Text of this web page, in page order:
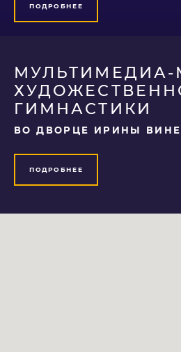
ПОДРОБНЕЕ
МУЛЬТИМЕДИА-
ГИМНАСТИКИ
ВО ДВОРЦЕ ИРИНЫ
ПОДРОБНЕЕ